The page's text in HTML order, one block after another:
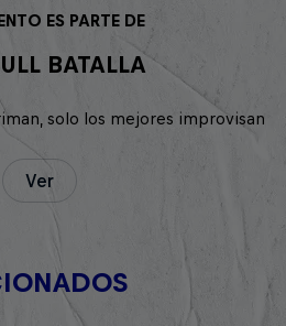
ES PARTE DE
BATALLA
solo los mejores improvisan
Ver